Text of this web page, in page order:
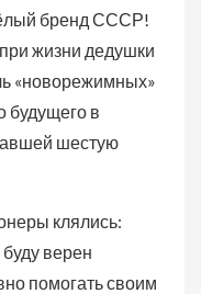
бренд СССР!
жизни дедушки
«новорежимных»
будущего в
шестую
клялись:
верен
помогать своим